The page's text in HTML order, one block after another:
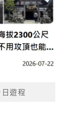
遊程